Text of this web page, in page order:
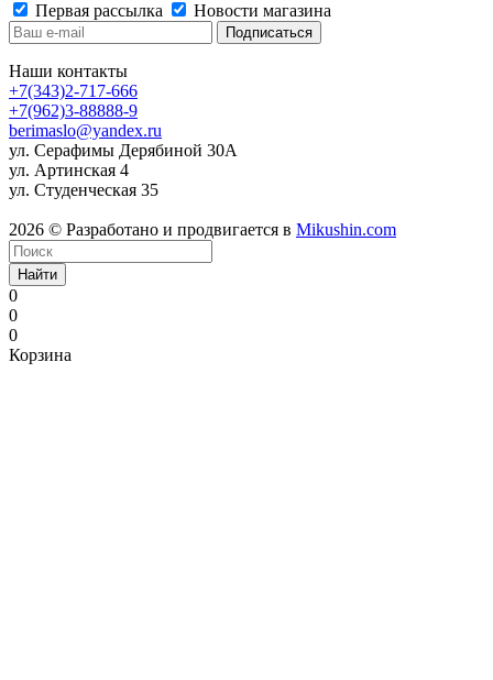
Первая рассылка
Новости магазина
Наши контакты
+7(343)2-717-666
+7(962)3-88888-9
berimaslo@yandex.ru
ул. Серафимы Дерябиной 30А
ул. Артинская 4
ул. Студенческая 35
2026 © Разработано и продвигается в Mikushin.com
Найти
0
0
0
Корзина